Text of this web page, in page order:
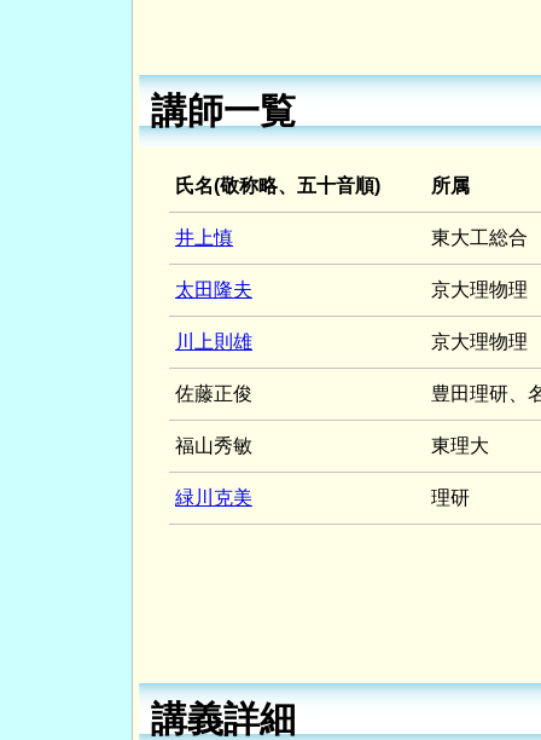
講師一覧
氏名(敬称略、五十音順) 所属
井上慎 東大工総合
太田隆夫 京大理物理
川上則雄 京大理物理
佐藤正俊 豊田理研、
福山秀敏 東理大
緑川克美 理研
講義詳細